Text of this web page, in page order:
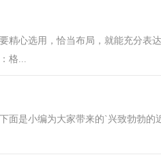
心选用，恰当布局，就能充分表达
格...
面是小编为大家带来的`兴致勃勃的